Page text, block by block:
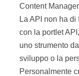
Content
La API non ha
con la portlet
uno strumento
sviluppo o la
Personalmente